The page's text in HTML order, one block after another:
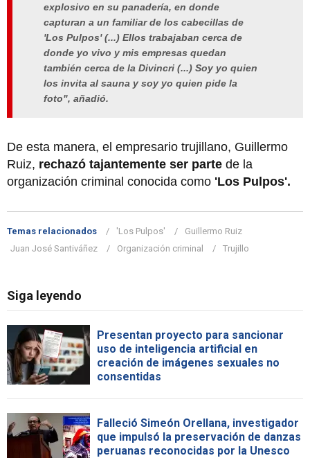
explosivo en su panadería, en donde
capturan a un familiar de los cabecillas de
'Los Pulpos' (...) Ellos trabajaban cerca de
donde yo vivo y mis empresas quedan
también cerca de la Divincri (...) Soy yo quien
los invita al sauna y soy yo quien pide la
foto", añadió.
De esta manera, el empresario trujillano, Guillermo
Ruiz, rechazó tajantemente ser parte de la
organización criminal conocida como 'Los Pulpos'.
Temas relacionados 'Los Pulpos'
Guillermo Ruiz
Juan José Santiváñez
Organización criminal Trujillo
Siga leyendo
Presentan proyecto para sancionar
uso de inteligencia artificial en
creación de imágenes sexuales no
consentidas
Falleció Simeón Orellana, investigador
que impulsó la preservación de danzas
peruanas reconocidas por la Unesco